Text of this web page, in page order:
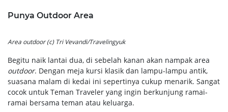
Punya Outdoor Area
Area outdoor (c) Tri Vevandi/Travelingyuk
Begitu naik lantai dua, di sebelah kanan akan nampak area
outdoor. Dengan meja kursi klasik dan lampu-lampu antik,
suasana malam di kedai ini sepertinya cukup menarik. Sangat
cocok untuk Teman Traveler yang ingin berkunjung ramai-
ramai bersama teman atau keluarga.